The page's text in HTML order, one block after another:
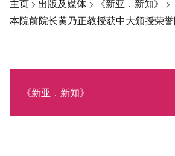
主页> 出版及媒体 > 《新亚．新知》 >
本院前院长黄乃正教授获中大颁授荣
《新亚．新知》